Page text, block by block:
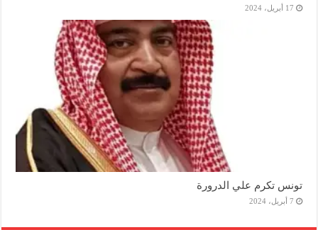
17 أبريل، 2024
تونس تكرم علي الدرورة
7 أبريل، 2024